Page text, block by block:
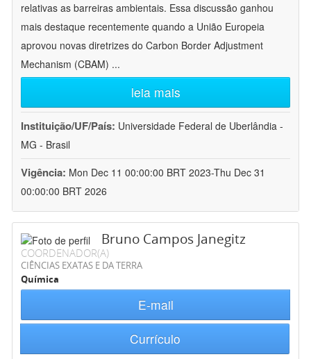
relativas as barreiras ambientais. Essa discussão ganhou
mais destaque recentemente quando a União Europeia
aprovou novas diretrizes do Carbon Border Adjustment
Mechanism (CBAM) ...
leia mais
Instituição/UF/País: Universidade Federal de Uberlândia -
MG - Brasil
Vigência: Mon Dec 11 00:00:00 BRT 2023-Thu Dec 31
00:00:00 BRT 2026
Bruno Campos Janegitz
COORDENADOR(A)
CIÊNCIAS EXATAS E DA TERRA
Química
E-mail
Currículo